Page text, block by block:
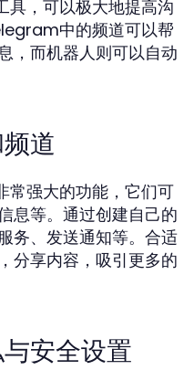
，可以极大地提高沟
中的频道可以帮
，而机器人则可以自动
道
强大的功能，它们可
息等。通过创建自己的
务、发送通知等。合适
分享内容，吸引更多的
安全设置